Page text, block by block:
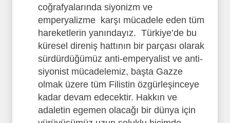
coğrafyalarında siyonizm ve
emperyalizme karşı mücadele eden tüm
hareketlerin yanındayız. Türkiye’de bu
küresel direniş hattının bir parçası olarak
sürdürdüğümüz anti-emperyalist ve anti-
siyonist mücadelemiz, başta Gazze
olmak üzere tüm Filistin özgürleşinceye
kadar devam edecektir. Hakkın ve
adaletin egemen olacağı bir dünya için